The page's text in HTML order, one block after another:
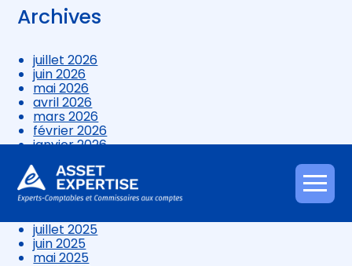
Aller
au
Archives
juillet 2026
juin 2026
mai 2026
avril 2026
mars 2026
février 2026
janvier 2026
novembre 2025
octobre 2025
septembre 2025
juillet 2025
juin 2025
mai 2025